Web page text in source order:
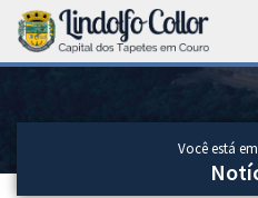
Ir para conteúdo principal
Conteúdo Principal
Você está